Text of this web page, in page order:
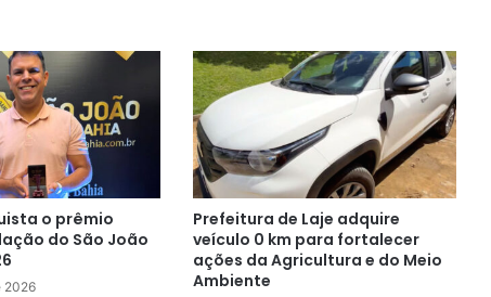
o prêmio
do São João
2026
Prefeitura de Laje adquire
veículo 0 km para fortalecer
ações da Agricultura e do Meio
Ambiente